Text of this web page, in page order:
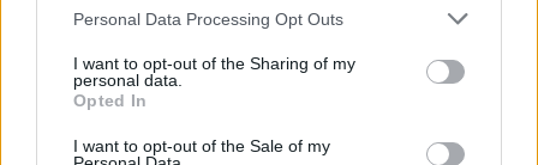
Please note that this website/app uses one or more Google
not limited to your visit or usage behaviour. You may click to
grant or deny consent to Google and its third-party tags to
use your data for below specified purposes in below Google
consent section.
Personal Data Processing Opt Outs
I want to opt-out of the Sharing of my
personal data.
Opted In
I want to opt-out of the Sale of my
(και ένα έγκυρο που της έδωσε το μετάλλιο), πέντε
Ρόχας,που στο μόνο καλό της άλμα έκανε επίδοση
14,41μ.